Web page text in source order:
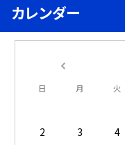
カレンダー
日 月 火
2
3 4